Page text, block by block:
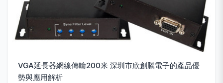
VGA延長器網線傳輸200米 深圳市欣創騰電子的產品優
勢與應用解析